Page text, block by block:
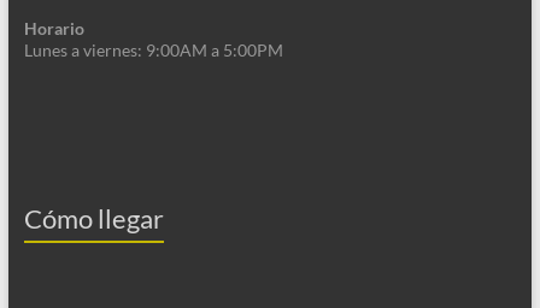
Horario
Lunes a viernes: 9:00AM a 5:00PM
Cómo llegar